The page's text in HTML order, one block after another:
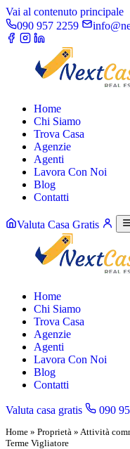
Vai al contenuto principale
090 957 2259
Home
Chi Siamo
Trova Casa
Agenzie
Agenti
Lavora Con Noi
Blog
Contatti
Valuta Casa Gratis
Home
Chi Siamo
Trova Casa
Agenzie
Agenti
Lavora Con Noi
Blog
Contatti
Valuta casa gratis 090
Home » Proprietà » Attività
Terme Vigliatore